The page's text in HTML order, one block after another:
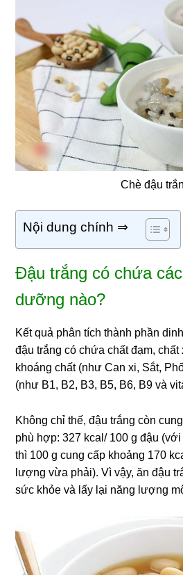
Chè đậu
Nội dung chính ⇒
Đậu trắng có chứa
dưỡng nào?
Kết quả phân tích thành phần
đậu trắng có chứa chất đạm, chất
khoáng chất (như Can xi, Sắt,
(như B1, B2, B3, B5, B6, B9 và
Không chỉ thế, đậu trắng còn
phù hợp: 327 kcal/ 100 g đậu
thì 100 g cung cấp khoảng 170
lượng vừa phải). Vì vậy, ăn đậu
sức khỏe và lấy lại năng lượng